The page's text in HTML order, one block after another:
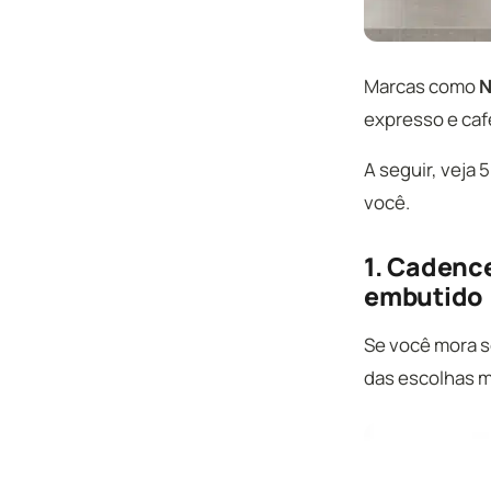
Marcas como
expresso e
A seguir, veja
você.
1.
embutido
Se você mora
das escolhas